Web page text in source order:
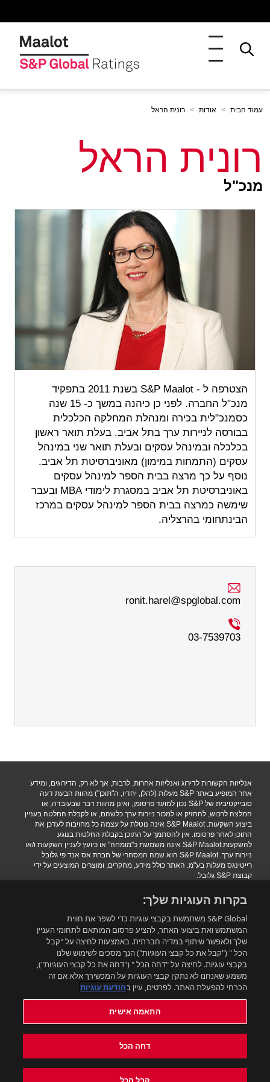
עדכון תנאי השימוש:
תנאי השימוש באתר עודכנו. ניתן למצוא את התנאים המעודכנים בלינק הבא:
. בשימושך באתר לאחר מועד העדכון את/ה מאשר/ת
ומקבל את התנאים המעודכנים
עמוד הבית אודות רונית הראל
רונית הראל
מנכ"ל
הצטרפה ל - S&P Maalot בשנת 2011 בתפקיד
מנכ"ל החברה. לפני כן כיהנה במשך כ- 15 שנה
כסמנכ"לית בכירה ומנהלת המחלקה הכלכלית
בבורסה לניירות ערך בתל אביב. בעלת תואר ראשון
בכלכלה ובמינהל עסקים ובעלת תואר שני במינהל
עסקים (התמחות במימון) מאוניברסיטת תל אביב.
נוסף על כך מרצה בבית הספר למינהל עסקים
באוניברסיטת תל אביב במסגרת לימודי MBA ובעבר
שימשה כמרצה בבית הספר למינהל עסקים במרכז
הבינתחומי בהרצליה.
ronit.harel@spglobal.com
03-7539703
אנליזות הקשורות לדירוג ואנליזות אחרות, לרבות, אך לא רק, הדירוגים, ומידע
אחר המופיע באתר S&P מעלות (להלן, יחדיו, ה"תוכן") מהוות הבעת דעה
סובייקטיבית של S&P נכון למועד פרסומן, ואינן מהוות דבר שבעובדה, או
המלצה לרכוש, להחזיק או למכור ניירות ערך כלשהם, או לקבלת החלטה בעניין
ביצוע השקעות. S&P Maalot אינה נוטלת על עצמה כל מחויבות לעדכן את
התוכן לאחר פרסומו. אין להסתמך על התוכן בקבלת החלטות בנוגע
להשקעות.S&P Maalot אינה משמשת כ"מומחה" או כיועץ לעניין השקעות ו/או
ניירות ערך. S&P Maalot הוא שמה המסחרי של חברת אס אנד פי גלובל
רייטינגס מעלות בע"מ. האתר כולל מידע, מחקרים, ומוצרים המוצעים על ידי
קבוצת S&P גלובל.
.Copyright 2016 S&P Maalot a subsidiary of S&P Global. All rights
reserved
רוצים להישאר מעודכנים?
התאמה אישית
בקרות העוגיות שלך:
S&P Global משתמשת בקבצי עוגיות כדי לשפר את חווית
המשתמש ואת ביצועי האתר, להציע פרסום המותאם לתחומי העניין
שלך ולאפשר שיתוף במדיה חברתית. באמצעות לחיצה על "קבל
הכל " ("קבל את כל קבצי העוגיות") הנך מסכים לשימוש שלנו
בקבצי עוגיות. לחיצה על "דחה הכל " ("דחה את כל קבצי העוגיות"),
משמע שאנחנו לא נתקין קבצי העוגיות על המכשירך אלא אם זה
הכרחי להפעלת האתר. לפרטים, עיין בהודעת עוגיות
התאמה אישית
דחה הכל